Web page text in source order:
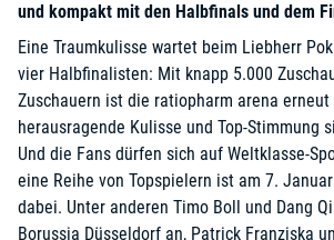
und kompakt mit den Halbfinals und dem
Eine Traumkulisse wartet beim Liebherr
vier Halbfinalisten: Mit knapp 5.000
Zuschauern ist die ratiopharm arena
herausragende Kulisse und Top-Stimmung
Und die Fans dürfen sich auf Weltklasse-
eine Reihe von Topspielern ist am 7.
dabei. Unter anderen Timo Boll und Dang
Borussia Düsseldorf an, Patrick Franziska